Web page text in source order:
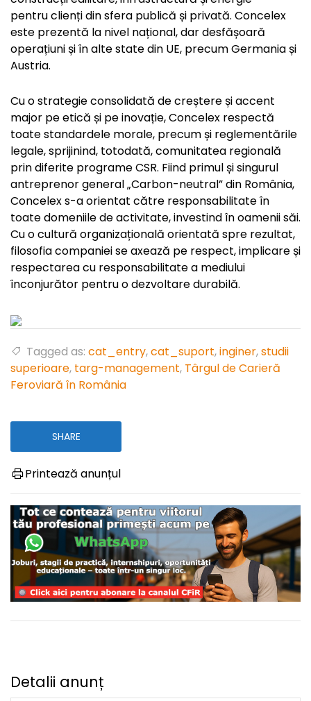
pentru clienți din sfera publică și privată. Concelex
este prezentă la nivel național, dar desfășoară
operațiuni și în alte state din UE, precum Germania și
Austria.
Cu o strategie consolidată de creștere și accent
major pe etică și pe inovație, Concelex respectă
toate standardele morale, precum și reglementările
legale, sprijinind, totodată, comunitatea regională
prin diferite programe CSR. Fiind primul și singurul
antreprenor general „Carbon-neutral” din România,
Concelex s-a orientat către responsabilitate în
toate domeniile de activitate, investind în oamenii săi.
Cu o cultură organizațională orientată spre rezultat,
filosofia companiei se axează pe respect, implicare și
respectarea cu responsabilitate a mediului
înconjurător pentru o dezvoltare durabilă.
Tagged as: cat_entry,cat_suport,inginer,studii
superioare, targ-management, Târgul de Carieră
Feroviară în România
SHARE
Printează anunțul
Detalii anunț